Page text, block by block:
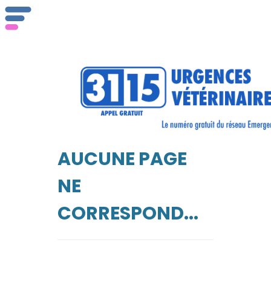
AUCUNE PAGE
NE
CORRESPOND...